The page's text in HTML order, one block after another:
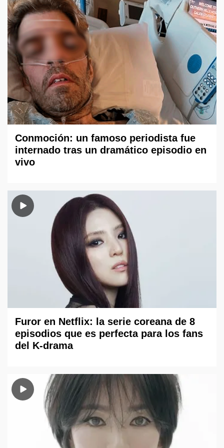
Conmoción: un famoso periodista fue
internado tras un dramático episodio en
vivo
Furor en Netflix: la serie coreana de 8
episodios que es perfecta para los fans
del K-drama